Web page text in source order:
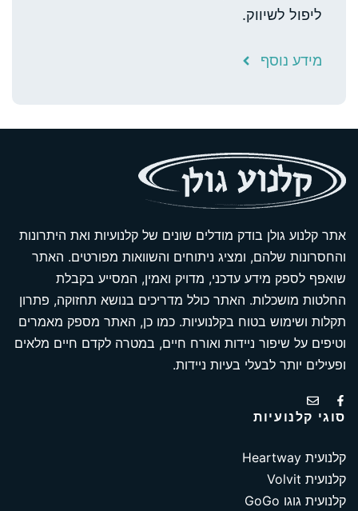
ליפול לשיווק.
מידע נוסף
אתר קלנוע גולן בודק מודלים שונים של קלנועיות ואת היתרונות
והחסרונות שלהם, ומציג ניתוחים והשוואות מפורטים. האתר
שואפף לספק מידע עדכני, מדויק ואמין, המסייע בקבלת
החלטות מושכלות. האתר כולל מדריכים בנושא תחזוקה, פתרון
תקלות ושימוש בטוח בקלנועיות. כמו כן, האתר מספק מאמרים
וטיפים על שיפור ניידות ואורח חיים, במטרה לקדם חיים מלאים
ופעילים יותר לבעלי בעיות ניידות.
סוגי קלנועיות
קלנועית Heartway
קלנועית Volvit
קלנועית גוגו GoGo